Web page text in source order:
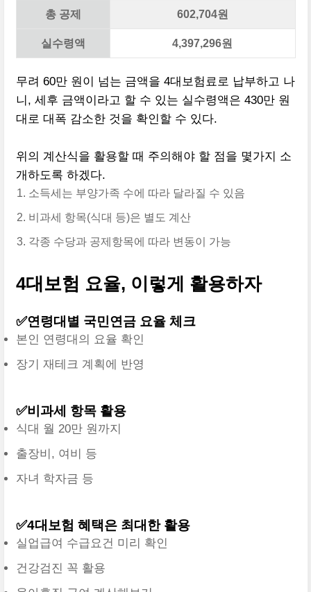
총 공제 602,704원
실수령액 4,397,296원
무려 60만 원이 넘는 금액을 4대보험료로 납부하고 나
니, 세후 금액이라고 할 수 있는 실수령액은 430만 원
대로 대폭 감소한 것을 확인할 수 있다.
위의 계산식을 활용할 때 주의해야 할 점을 몇가지 소
개하도록 하겠다.
소득세는 부양가족 수에 따라 달라질 수 있음
비과세 항목(식대 등)은 별도 계산
각종 수당과 공제항목에 따라 변동이 가능
4대보험 요율, 이렇게 활용하자
✅연령대별 국민연금 요율 체크
본인 연령대의 요율 확인
장기 재테크 계획에 반영
✅비과세 항목 활용
식대 월 20만 원까지
출장비, 여비 등
자녀 학자금 등
✅4대보험 혜택은 최대한 활용
실업급여 수급요건 미리 확인
건강검진 꼭 활용